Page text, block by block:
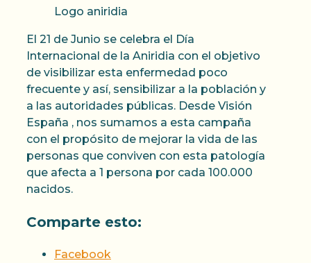
Logo aniridia
El 21 de Junio se celebra el Día
Internacional de la Aniridia con el objetivo
de visibilizar esta enfermedad poco
frecuente y así, sensibilizar a la población y
a las autoridades públicas. Desde Visión
España , nos sumamos a esta campaña
con el propósito de mejorar la vida de las
personas que conviven con esta patología
que afecta a 1 persona por cada 100.000
nacidos.
Comparte esto:
Facebook